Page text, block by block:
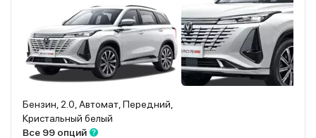
Бензин, 2.0, Автомат, Передний,
Кристальный белый
Все 99 опций